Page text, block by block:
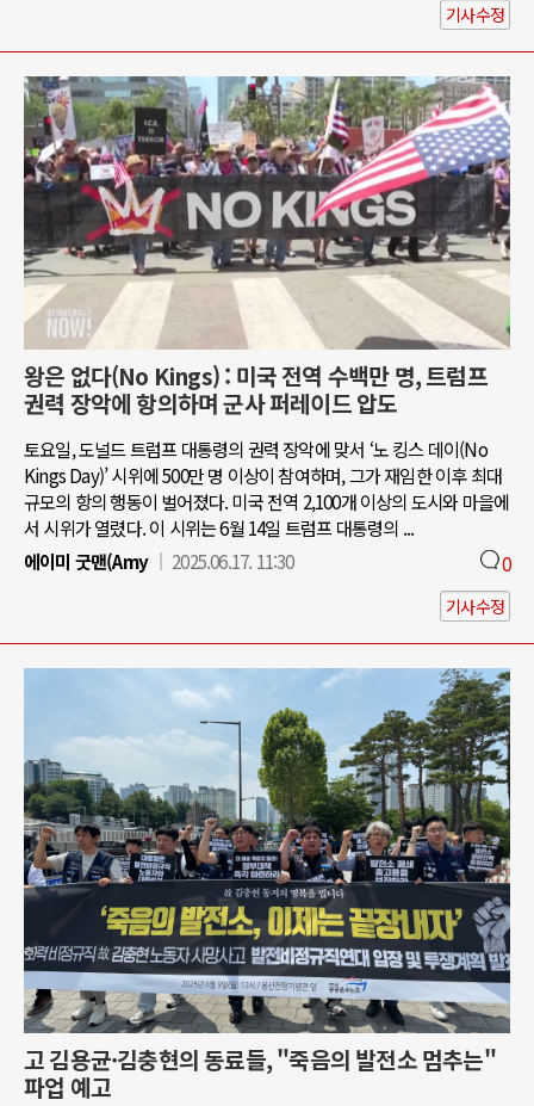
기사수정
왕은 없다(No Kings) : 미국 전역 수백만 명, 트럼프
권력 장악에 항의하며 군사 퍼레이드 압도
토요일, 도널드 트럼프 대통령의 권력 장악에 맞서 ‘노 킹스 데이(No
Kings Day)’ 시위에 500만 명 이상이 참여하며, 그가 재임한 이후 최대
규모의 항의 행동이 벌어졌다. 미국 전역 2,100개 이상의 도시와 마을에
서 시위가 열렸다. 이 시위는 6월 14일 트럼프 대통령의 ...
에이미 굿맨(Amy
2025.06.17. 11:30 0
기사수정
고 김용균·김충현의 동료들, "죽음의 발전소 멈추는"
파업 예고